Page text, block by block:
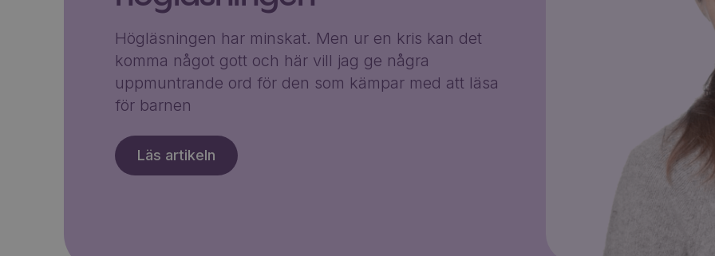
Högläsningen har minskat. Men ur en kris kan det
komma något gott och här vill jag ge några
uppmuntrande ord för den som kämpar med att läsa
för barnen
Läs artikeln